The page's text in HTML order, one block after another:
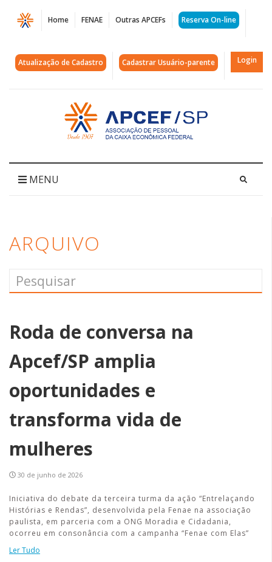
Página
Arquivos
Moradia
Cidadania
Home FENAE Outras APCEFs Reserva On-line
Atualização de Cadastro Cadastrar Usuário-parente Login
Acessar
página
inicial
MENU
ARQUIVO
Roda de conversa na
Apcef/SP amplia
oportunidades e
transforma vida de
mulheres
30 de junho de 2026
Iniciativa do debate da terceira turma da ação “Entrelaçando
Histórias e Rendas”, desenvolvida pela Fenae na associação
paulista, em parceria com a ONG Moradia e Cidadania,
ocorreu em consonância com a campanha “Fenae com Elas”
Ler Tudo